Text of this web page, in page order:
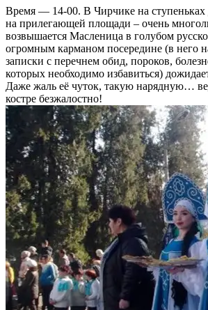
Время — 14-00. В Чирчике на
на прилегающей площади – очень
возвышается Масленица в голубом
огромным карманом посередине (в него
записки с перечнем обид, пороков,
которых необходимо избавиться)
Даже жаль её чуток, такую нарядную…
костре безжалостно!